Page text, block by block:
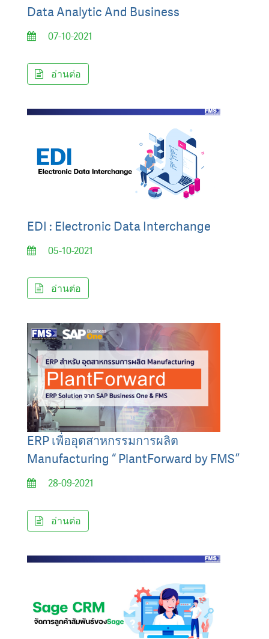
Data Analytic And Business
07-10-2021
อ่านต่อ
EDI : Electronic Data Interchange
05-10-2021
อ่านต่อ
ERP เพื่ออุตสาหกรรมการผลิต
Manufacturing “ PlantForward by FMS ”
28-09-2021
อ่านต่อ